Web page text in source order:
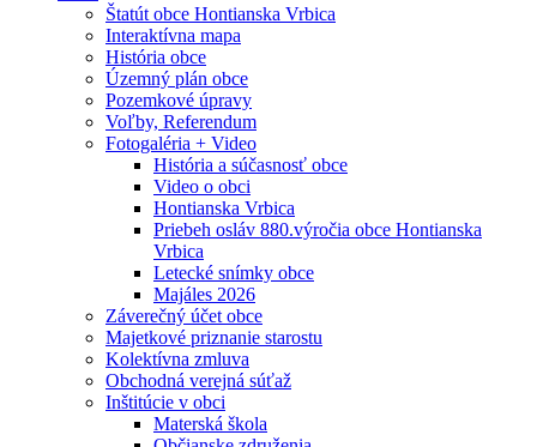
Štatút obce Hontianska Vrbica
Interaktívna mapa
História obce
Územný plán obce
Pozemkové úpravy
Voľby, Referendum
Fotogaléria + Video
História a súčasnosť obce
Video o obci
Hontianska Vrbica
Priebeh osláv 880.výročia obce Hontianska
Vrbica
Letecké snímky obce
Majáles 2026
Záverečný účet obce
Majetkové priznanie starostu
Kolektívna zmluva
Obchodná verejná súťaž
Inštitúcie v obci
Materská škola